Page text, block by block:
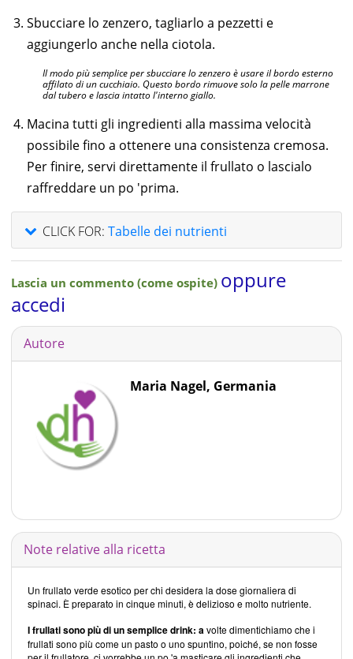
Sbucciare lo zenzero, tagliarlo a pezzetti e
aggiungerlo anche nella ciotola.
Il modo più semplice per sbucciare lo zenzero è usare il bordo esterno
affilato di un cucchiaio. Questo bordo rimuove solo la pelle marrone
dal tubero e lascia intatto l'interno giallo.
Macina tutti gli ingredienti alla massima velocità
possibile fino a ottenere una consistenza cremosa.
Per finire, servi direttamente il frullato o lascialo
raffreddare un po 'prima.
CLICK FOR: Tabelle dei nutrienti
Lascia un commento (come ospite) oppure
accedi
Autore
Maria Nagel, Germania
Note relative alla ricetta
Un frullato verde esotico per chi desidera la dose giornaliera di
spinaci. È preparato in cinque minuti, è delizioso e molto nutriente.
I frullati sono più di un semplice drink: avolte dimentichiamo che i
frullati sono più come un pasto o uno spuntino, poiché, se non fosse